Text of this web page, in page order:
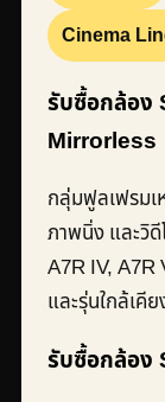
Cinema
รับซื้อกล้อง
Mirrorless
กลุ่มฟูลเฟรมเ
ภาพนิ่ง และวิ
A7R IV, A7R
และรุ่นใกล้เคีย
รับซื้อกล้อง